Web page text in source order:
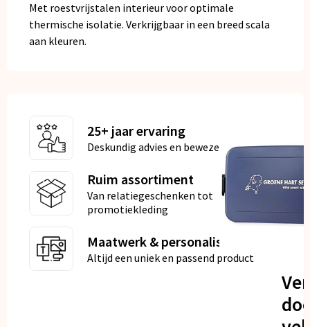
Met roestvrijstalen interieur voor optimale
thermische isolatie. Verkrijgbaar in een breed scala
aan kleuren.
25+ jaar ervaring
Deskundig advies en bewezen kwaliteit
Ruim assortiment
Van relatiegeschenken tot
promotiekleding
Maatwerk & personalisatie
Altijd een uniek en passend product